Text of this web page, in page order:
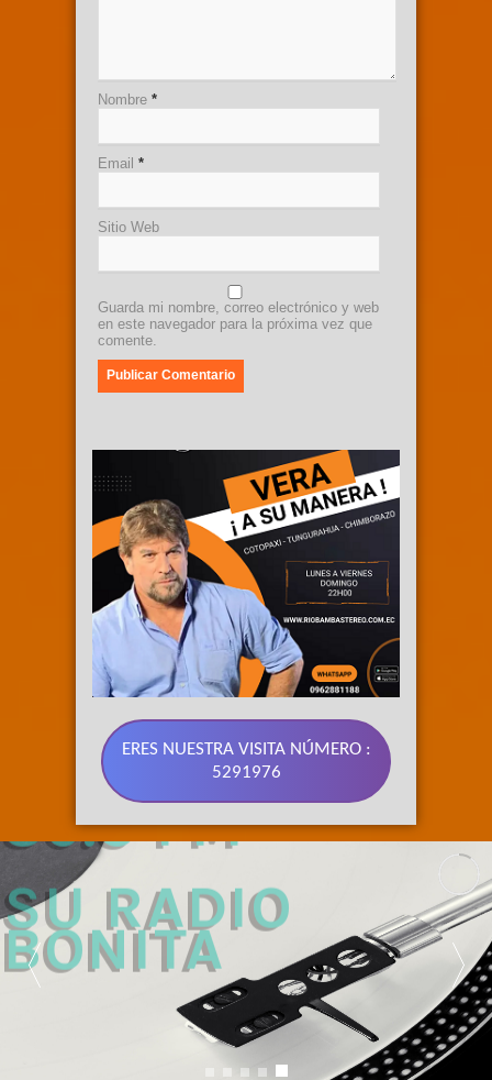
Nombre *
Email *
Sitio Web
Guarda mi nombre, correo electrónico y web
en este navegador para la próxima vez que
comente.
ERES NUESTRA VISITA NÚMERO :
5291976
89.3 FM
SU RADIO
BONITA